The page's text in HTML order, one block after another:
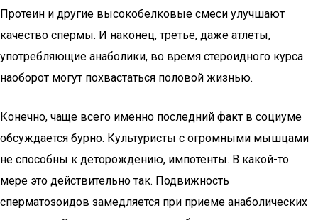
Протеин и другие высокобелковые смеси улучшают
качество спермы. И наконец, третье, даже атлеты,
употребляющие анаболики, во время стероидного курса
наоборот могут похвастаться половой жизнью.
Конечно, чаще всего именно последний факт в социуме
обсуждается бурно. Культуристы с огромными мышцами
не способны к деторождению, импотенты. В какой-то
мере это действительно так. Подвижность
сперматозоидов замедляется при приеме анаболических